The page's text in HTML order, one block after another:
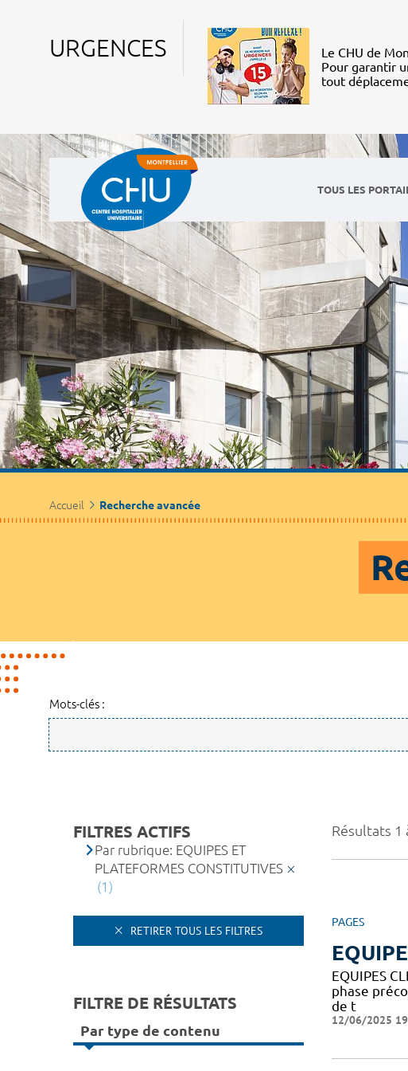
URGENCES
Le CHU de
Pour garantir
tout
TOUS LES
Accueil Recherche avancée
Mots-clés :
Résultats 1
PAGES
EQUIPES
phase
de t
12/06/2025
FILTRES ACTIFS
Par rubrique: EQUIPES ET
PLATEFORMES CONSTITUTIVES
(1)
RETIRER TOUS LES FILTRES
FILTRE DE RÉSULTATS
Par type de contenu